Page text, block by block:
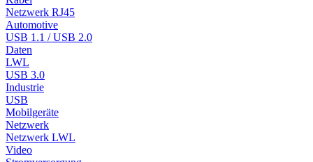
Netzwerk RJ45
Automotive
USB 1.1 / USB 2.0
Daten
LWL
USB 3.0
Industrie
USB
Mobilgeräte
Netzwerk
Netzwerk LWL
Video